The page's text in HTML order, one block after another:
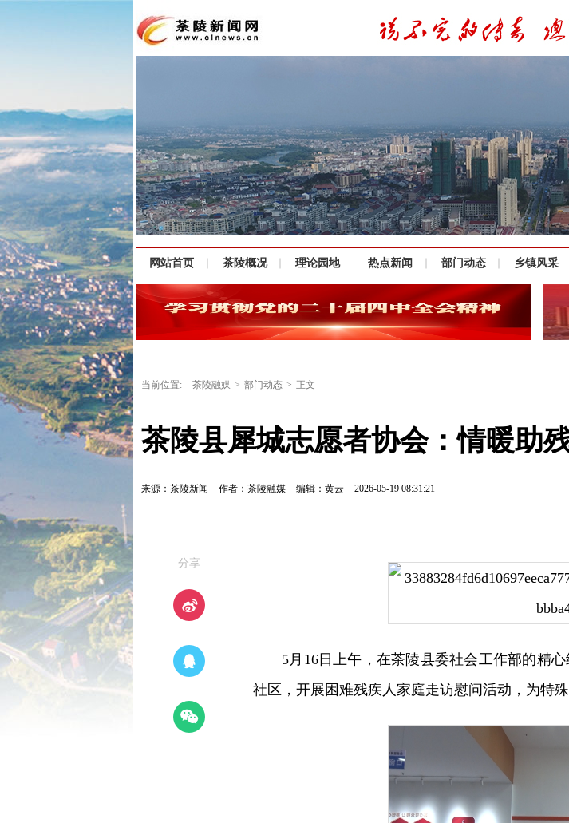
网站首页 茶陵概况 理论园地 热点新闻 部门动态 乡镇风采
当前位置: 茶陵融媒 > 部门动态 > 正文
茶陵县犀城志愿者协会：情暖助
来源：茶陵新闻 作者：茶陵融媒 编辑：黄云 2026-05-19 08:31:21
—分享—
5月16日上午，在茶陵县委社会工作部的精
社区，开展困难残疾人家庭走访慰问活动，为特